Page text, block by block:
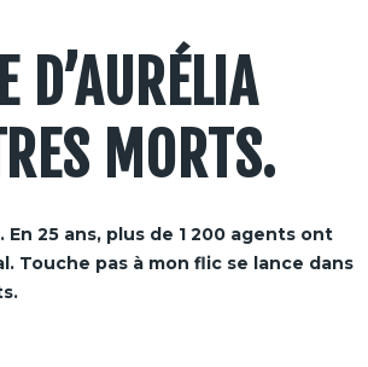
D’AURÉLIA
MORTS.
25 ans, plus de 1 200 agents ont
Touche pas à mon flic se lance dans